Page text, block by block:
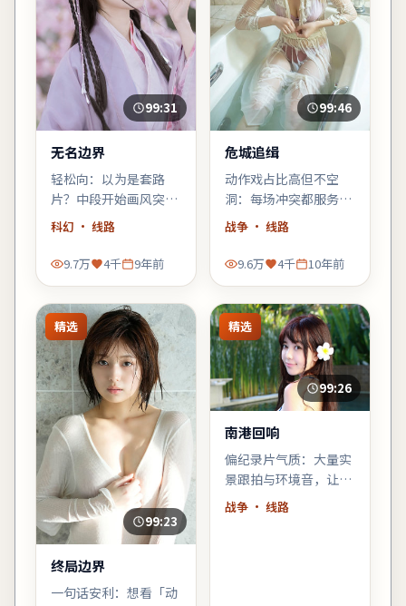
99:31
无名边界
轻松向：以为是套路
片？中段开始画风突
变，黑色幽默与类型梗
花。
科幻 · 线路
9.7万 4千 9年前
99:46
危城追缉
动作戏占比高但不空
洞：每场冲突都服务于
人物弧光，陈凯歌擅长
稳。
战争 · 线路
9.6万 4千 10年前
精选
99:23
终局边界
一句话安利：想看「动
精选
99:26
南港回响
偏纪录片气质：大量实
景跟拍与环境音，让观
众像旁听者一样进入故
事，战争元素退居为人
战争 · 线路